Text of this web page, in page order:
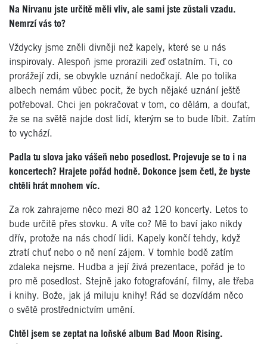
Na Nirvanu jste určitě měli vliv, ale sami jste zůstali vzadu.
Nemrzí vás to?
Vždycky jsme zněli divněji než kapely, které se u nás
inspirovaly. Alespoň jsme prorazili zeď ostatním. Ti, co
prorážejí zdi, se obvykle uznání nedočkají. Ale po tolika
albech nemám vůbec pocit, že bych nějaké uznání ještě
potřeboval. Chci jen pokračovat v tom, co dělám, a doufat,
že se na světě najde dost lidí, kterým se to bude líbit. Zatím
to vychází.
Padla tu slova jako vášeň nebo posedlost. Projevuje se to i na
koncertech? Hrajete pořád hodně. Dokonce jsem četl, že byste
chtěli hrát mnohem víc.
Za rok zahrajeme něco mezi 80 až 120 koncerty. Letos to
bude určitě přes stovku. A víte co? Mě to baví jako nikdy
dřív, protože na nás chodí lidi. Kapely končí tehdy, když
ztratí chuť nebo o ně není zájem. V tomhle bodě zatím
zdaleka nejsme. Hudba a její živá prezentace, pořád je to
pro mě posedlost. Stejně jako fotografování, filmy, ale třeba
i knihy. Bože, jak já miluju knihy! Rád se dozvídám něco
o světě prostřednictvím umění.
Chtěl jsem se zeptat na loňské album Bad Moon Rising.